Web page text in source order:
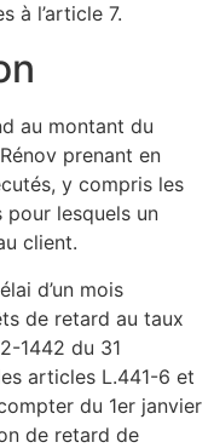
à l’article 7.
au montant du
prenant en
y compris les
pour lesquels un
client.
d’un mois
de retard au taux
1442 du 31
articles L.441-6 et
du 1er janvier
de retard de